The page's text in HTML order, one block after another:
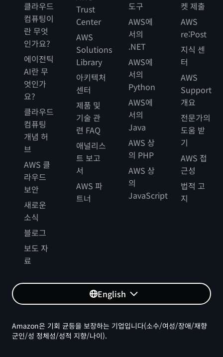
클라우드
컴퓨팅이
란 무엇
인가요?
에이전틱
AI란 무
엇인가
요?
클라우드
컴퓨팅
개념 허
브
AWS 클
라우드
보안
새로운
소식
블로그
보도 자
료
Trust
Center
AWS
Solutions
Library
아키텍처
센터
제품 및
기술 관
련 FAQ
애널리스
트 보고
서
AWS 파
트너
도구
AWS에
서의
.NET
AWS에
서의
Python
AWS에
서의
Java
AWS 상
의 PHP
AWS 상
의
JavaScript
켓 제출
AWS
re:Post
지식 센
터
AWS
Support
개요
전문가의
도움 받
기
AWS 접
근성
법적 고
지
English
Amazon은 기회 균등을 보장하는 기업입니다(소수/여성/장애/재향
군인/성 정체성/성적 지향/나이).